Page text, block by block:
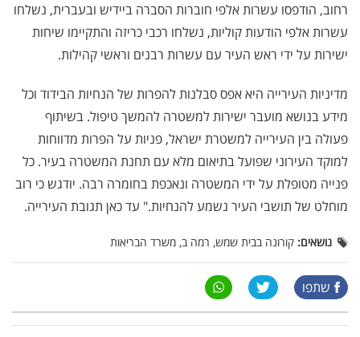
רחוב, הודפסו עשרות אלפי חוברות הסברה ביידיש ובעברית, נשלחו
עשרות אלפי הודעות קוליות, נשלחו רכבי כריזה והתקיימו שיחות
ישירות על ידי ראש העיר עם עשרות רבנים וראשי קהילות.
מדיניות העירייה היא אפס סבלנות להפרות של הנחיות הבידוד וכל
מידע בנושא מועבר ישירות למשטרה להמשך טיפול. בשיתוף
פעולה בין העירייה למשטרת ישראל, פניות על הפרות מדווחות
למוקד העירוני שפועל בתיאום מלא עם תחנת המשטרה בעיר. כל
פנייה מטופלת על ידי המשטרה ונאכפת בחומרה רבה. יודגש כי רוב
מוחלט של תושבי העיר נשמע להנחיות." עד כאן תגובת העירייה.
נושאים: קורונה בבית שמש, רמה ב, משרד הבריאות
שתפו